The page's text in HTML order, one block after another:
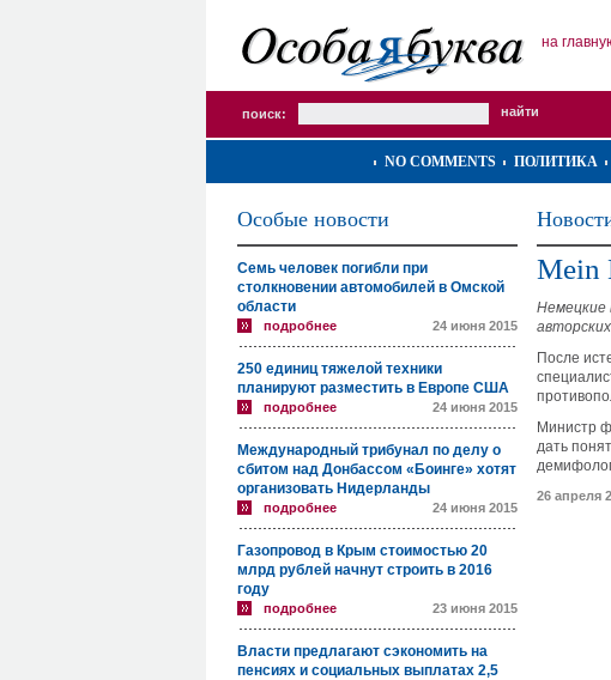
на
поиск:
NO COMMENTS ПОЛИТИКА
Особые новости
Семь человек погибли при
столкновении автомобилей в Омской
области
подробнее 24 июня 2015
250 единиц тяжелой техники
планируют разместить в Европе США
подробнее 24 июня 2015
Международный трибунал по делу о
сбитом над Донбассом «Боинге» хотят
организовать Нидерланды
подробнее 24 июня 2015
Газопровод в Крым стоимостью 20
млрд рублей начнут строить в 2016
году
подробнее 23 июня 2015
Власти предлагают сэкономить на
пенсиях и социальных выплатах 2,5
Mein
Немецкие
После
Министр
дать
26 апреля